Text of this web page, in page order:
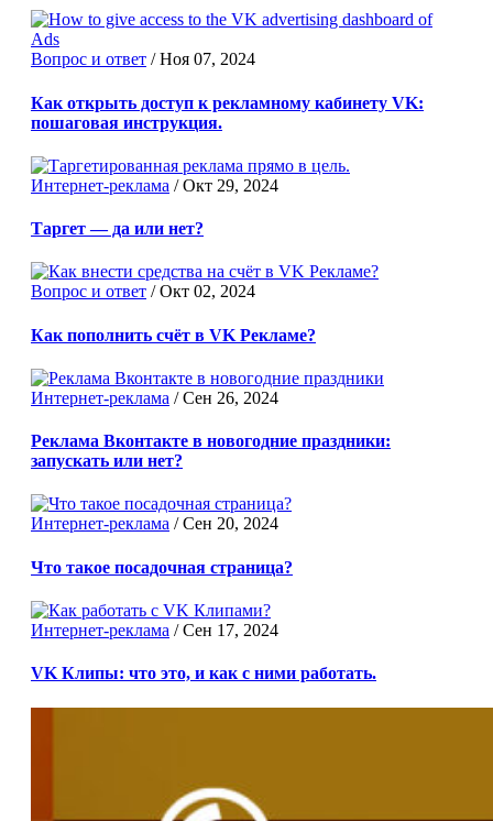
Вопрос и ответ /Ноя 07, 2024
Как открыть доступ к рекламному кабинету VK:
пошаговая инструкция.
Интернет-реклама /Окт 29, 2024
Таргет — да или нет?
Вопрос и ответ /Окт 02, 2024
Как пополнить счёт в VK Рекламе?
Интернет-реклама /Сен 26, 2024
Реклама Вконтакте в новогодние праздники:
запускать или нет?
Интернет-реклама /Сен 20, 2024
Что такое посадочная страница?
Интернет-реклама /Сен 17, 2024
VK Клипы: что это, и как с ними работать.